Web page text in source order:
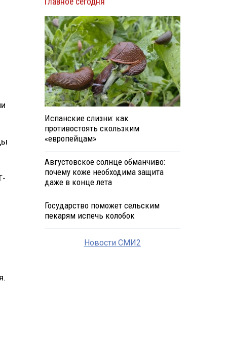
Испанские слизни: как
противостоять скользким
«европейцам»
Августовское солнце обманчиво:
почему коже необходима защита
даже в конце лета
Государство поможет сельским
пекарям испечь колобок
Новости СМИ2